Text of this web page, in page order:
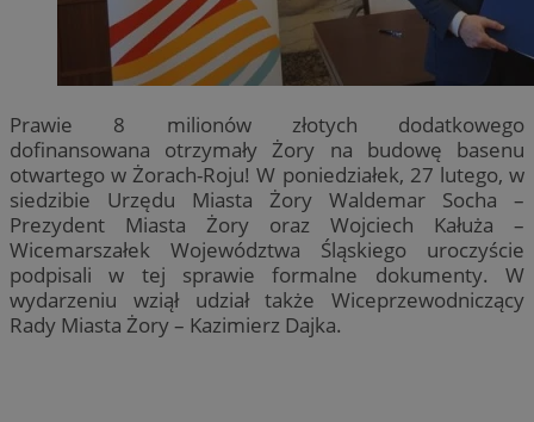
Prawie 8 milionów złotych dodatkowego
dofinansowana otrzymały Żory na budowę basenu
otwartego w Żorach-Roju! W poniedziałek, 27 lutego, w
siedzibie Urzędu Miasta Żory Waldemar Socha –
Prezydent Miasta Żory oraz Wojciech Kałuża –
Wicemarszałek Województwa Śląskiego uroczyście
podpisali w tej sprawie formalne dokumenty. W
wydarzeniu wziął udział także Wiceprzewodniczący
Rady Miasta Żory – Kazimierz Dajka.